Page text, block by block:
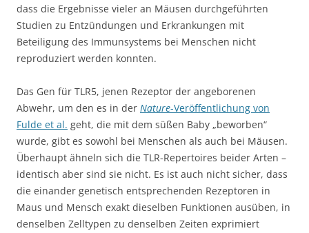
dass die Ergebnisse vieler an Mäusen durchgeführten
Studien zu Entzündungen und Erkrankungen mit
Beteiligung des Immunsystems bei Menschen nicht
reproduziert werden konnten.
Das Gen für TLR5, jenen Rezeptor der angeborenen
Abwehr, um den es in der Nature-Veröffentlichung von
Fulde et al. geht, die mit dem süßen Baby „beworben“
wurde, gibt es sowohl bei Menschen als auch bei Mäusen.
Überhaupt ähneln sich die TLR-Repertoires beider Arten –
identisch aber sind sie nicht. Es ist auch nicht sicher, dass
die einander genetisch entsprechenden Rezeptoren in
Maus und Mensch exakt dieselben Funktionen ausüben, in
denselben Zelltypen zu denselben Zeiten exprimiert